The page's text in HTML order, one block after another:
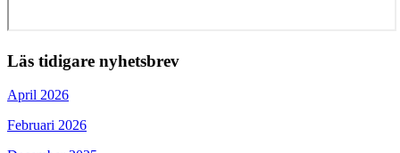
Läs tidigare nyhetsbrev
April 2026
Februari 2026